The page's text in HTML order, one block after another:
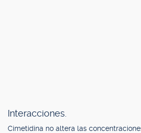
Interacciones.
Cimetidina no altera las